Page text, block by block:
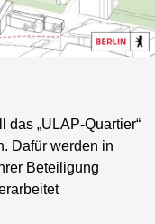
das „ULAP-Quartier“
Dafür werden in
Beteiligung